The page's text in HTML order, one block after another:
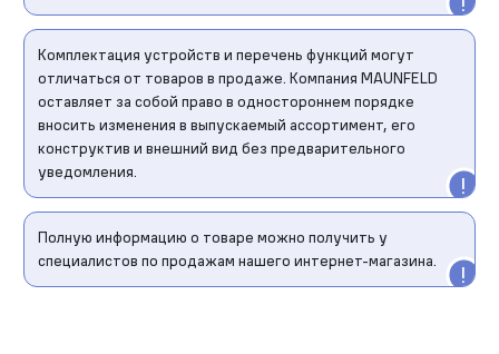
Комплектация устройств и перечень функций могут
отличаться от товаров в продаже. Компания MAUNFELD
оставляет за собой право в одностороннем порядке
вносить изменения в выпускаемый ассортимент, его
конструктив и внешний вид без предварительного
уведомления.
Полную информацию о товаре можно получить у
специалистов по продажам нашего интернет-магазина.